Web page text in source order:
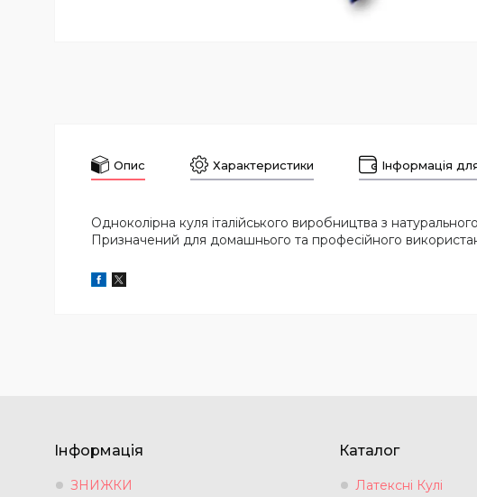
Опис Характеристики Інформація
Одноколірна куля італійського виробництва з
Призначений для домашнього та професійного
Інформація
ЗНИЖКИ
Каталог
Латексні Кулі